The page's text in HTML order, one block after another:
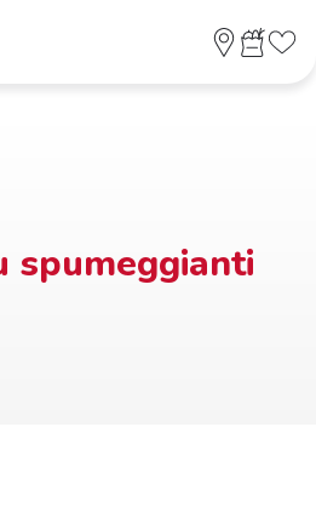
spumeggianti